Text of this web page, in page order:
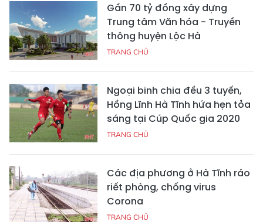
Gần 70 tỷ đồng xây dựng
Trung tâm Văn hóa - Truyền
thông huyện Lộc Hà
TRANG CHỦ
Ngoại binh chia đều 3 tuyến,
Hồng Lĩnh Hà Tĩnh hứa hẹn tỏa
sáng tại Cúp Quốc gia 2020
TRANG CHỦ
Các địa phương ở Hà Tĩnh ráo
riết phòng, chống virus
Corona
TRANG CHỦ